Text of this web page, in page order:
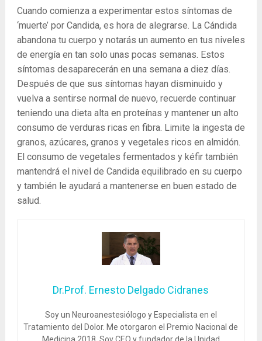
Cuando comienza a experimentar estos síntomas de
‘muerte’ por Candida, es hora de alegrarse. La Cándida
abandona tu cuerpo y notarás un aumento en tus niveles
de energía en tan solo unas pocas semanas. Estos
síntomas desaparecerán en una semana a diez días.
Después de que sus síntomas hayan disminuido y
vuelva a sentirse normal de nuevo, recuerde continuar
teniendo una dieta alta en proteínas y mantener un alto
consumo de verduras ricas en fibra. Limite la ingesta de
granos, azúcares, granos y vegetales ricos en almidón.
El consumo de vegetales fermentados y kéfir también
mantendrá el nivel de Candida equilibrado en su cuerpo
y también le ayudará a mantenerse en buen estado de
salud.
Dr.Prof. Ernesto Delgado Cidranes
Soy un Neuroanestesiólogo y Especialista en el
Tratamiento del Dolor. Me otorgaron el Premio Nacional de